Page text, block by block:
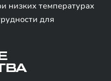
низких температурах
для